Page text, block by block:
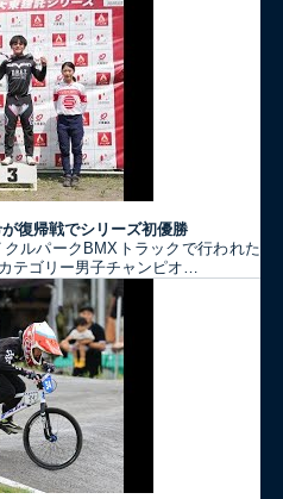
復帰戦でシリーズ初優勝
ルパークBMXトラックで行われた
テゴリー男子チャンピオ…